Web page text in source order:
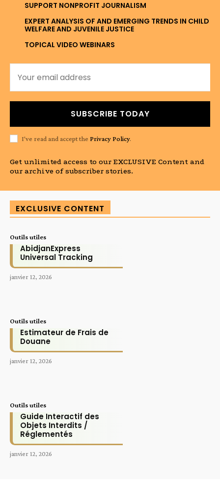
SUPPORT NONPROFIT JOURNALISM
EXPERT ANALYSIS OF AND EMERGING TRENDS IN CHILD
WELFARE AND JUVENILE JUSTICE
TOPICAL VIDEO WEBINARS
SUBSCRIBE TODAY
I've read and accept the Privacy Policy.
Get unlimited access to our EXCLUSIVE Content and
our archive of subscriber stories.
EXCLUSIVE CONTENT
Outils utiles
AbidjanExpress
Universal Tracking
janvier 12, 2026
Outils utiles
Estimateur de Frais de
Douane
janvier 12, 2026
Outils utiles
Guide Interactif des
Objets Interdits /
Réglementés
janvier 12, 2026